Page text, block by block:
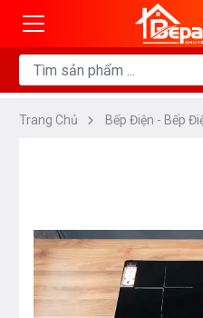
Trang Chủ Bếp Điện - Bếp